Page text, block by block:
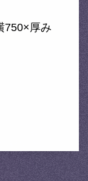
750×厚み